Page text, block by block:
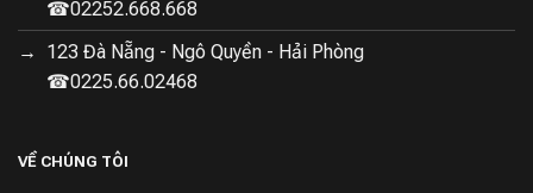
☎02252.668.668
123 Đà Nẵng - Ngô Quyền - Hải Phòng
☎0225.66.02468
VỀ CHÚNG TÔI